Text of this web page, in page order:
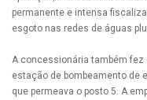
permanente e intensa
esgoto nas redes de águas
A concessionária também fez
estação de bombeamento de
que permeava o posto 5. A